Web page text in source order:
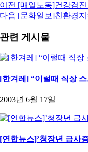
이전 [매일노동]건강검
다음 [문화일보]친환경
관련 게시물
[한겨레] “이럴때 직장
2003년 6월 17일
[연합뉴스]’청장년 급사